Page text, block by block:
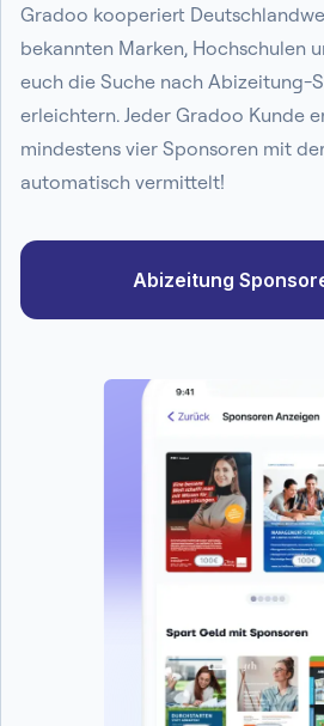
Gradoo kooperiert
bekannten Marken, Hochschulen
euch die Suche nach Abizeitung-
erleichtern. Jeder Gradoo Kunde
mindestens vier Sponsoren mit
automatisch vermittelt!
Abizeitung